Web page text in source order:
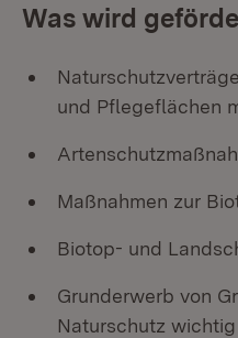
Was wird
und Pflegeflächen
Maßnahmen zur
Biotop- und
Grunderwerb von
Naturschutz